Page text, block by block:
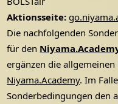
Aktionsseite:
Die nachfolgenden
für den
ergänzen die
Niyama.Academy. Im
Sonderbedingungen den